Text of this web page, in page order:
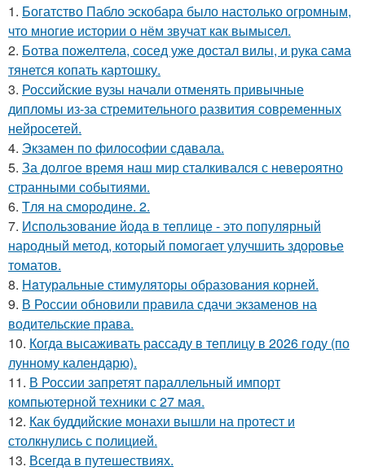
1. Богатство Пабло эскобара было настолько огромным,
что многие истории о нём звучат как вымысел.
2. Ботва пожелтела, сосед уже достал вилы, и рука сама
тянется копать картошку.
3. Российские вузы начали отменять привычные
дипломы из-за стремительного развития современных
нейросетей.
4. Экзамен по философии сдавала.
5. За долгое время наш мир сталкивался с невероятно
странными событиями.
6. Tля на сморoдинe. 2.
7. Использование йода в теплице - это популярный
народный метод, который помогает улучшить здоровье
томатов.
8. Haтуральные стимуляторы образования корней.
9. В России обновили правила сдачи экзаменов на
водительские права.
10. Когда высаживать рассаду в теплицу в 2026 году (по
лунному календарю).
11. В России запретят параллельный импорт
компьютерной техники с 27 мая.
12. Как буддийские монахи вышли на протест и
столкнулись с полицией.
13. Всегда в путешествиях.